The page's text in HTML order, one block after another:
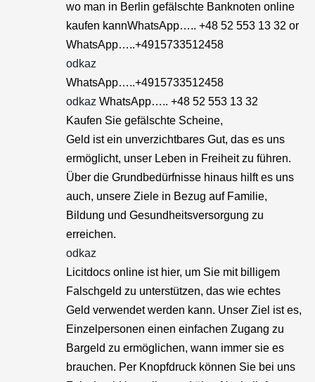
wo man in Berlin gefälschte Banknoten online
kaufen kannWhatsApp….. +48 52 553 13 32 or
WhatsApp…..+4915733512458
odkaz
WhatsApp…..+4915733512458
odkaz WhatsApp….. +48 52 553 13 32
Kaufen Sie gefälschte Scheine,
Geld ist ein unverzichtbares Gut, das es uns
ermöglicht, unser Leben in Freiheit zu führen.
Über die Grundbedürfnisse hinaus hilft es uns
auch, unsere Ziele in Bezug auf Familie,
Bildung und Gesundheitsversorgung zu
erreichen.
odkaz
Licitdocs online ist hier, um Sie mit billigem
Falschgeld zu unterstützen, das wie echtes
Geld verwendet werden kann. Unser Ziel ist es,
Einzelpersonen einen einfachen Zugang zu
Bargeld zu ermöglichen, wann immer sie es
brauchen. Per Knopfdruck können Sie bei uns